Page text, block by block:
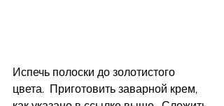
Испечь полоски до золотистого
цвета.  Приготовить заварной крем,